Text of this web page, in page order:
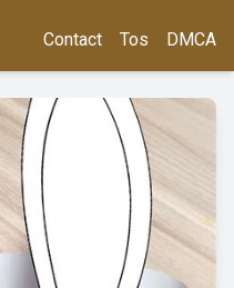
Contact Tos DMCA